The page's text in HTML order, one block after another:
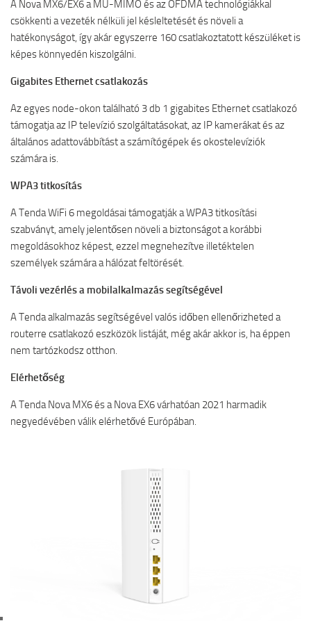
A Nova MX6/EX6 a MU-MIMO és az OFDMA technológiákkal
csökkenti a vezeték nélküli jel késleltetését és növeli a
hatékonyságot, így akár egyszerre 160 csatlakoztatott készüléket is
képes könnyedén kiszolgálni.
Gigabites Ethernet csatlakozás
Az egyes node-okon található 3 db 1 gigabites Ethernet csatlakozó
támogatja az IP televízió szolgáltatásokat, az IP kamerákat és az
általános adattovábbítást a számítógépek és okostelevíziók
számára is.
WPA3 titkosítás
A Tenda WiFi 6 megoldásai támogatják a WPA3 titkosítási
szabványt, amely jelentősen növeli a biztonságot a korábbi
megoldásokhoz képest, ezzel megnehezítve illetéktelen
személyek számára a hálózat feltörését.
Távoli vezérlés a mobilalkalmazás segítségével
A Tenda alkalmazás segítségével valós időben ellenőrizheted a
routerre csatlakozó eszközök listáját, még akár akkor is, ha éppen
nem tartózkodsz otthon.
Elérhetőség
A Tenda Nova MX6 és a Nova EX6 várhatóan 2021 harmadik
negyedévében válik elérhetővé Európában.